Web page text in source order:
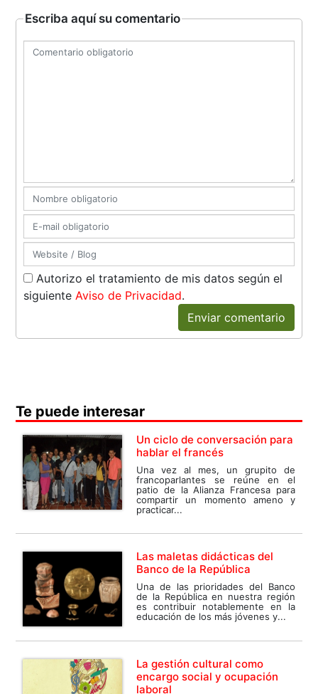
Escriba aquí su comentario
Autorizo el tratamiento de mis datos según el
siguienteAviso de Privacidad.
Enviar comentario
Te puede interesar
Un ciclo de conversación para
hablar el francés
Una vez al mes, un grupito de
francoparlantes se reúne en el
patio de la Alianza Francesa para
compartir un momento ameno y
practicar...
Las maletas didácticas del
Banco de la República
Una de las prioridades del Banco
de la República en nuestra región
es contribuir notablemente en la
educación de los más jóvenes y...
La gestión cultural como
encargo social y ocupación
laboral